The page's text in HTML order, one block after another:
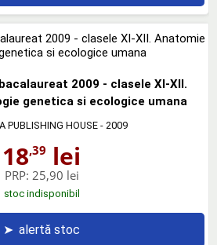
2009 - clasele XI-XII.
genetica si ecologice umana
PUBLISHING HOUSE- 2009
18,39 lei
PRP: 25,90 lei
stoc indisponibil
➤ alertă stoc